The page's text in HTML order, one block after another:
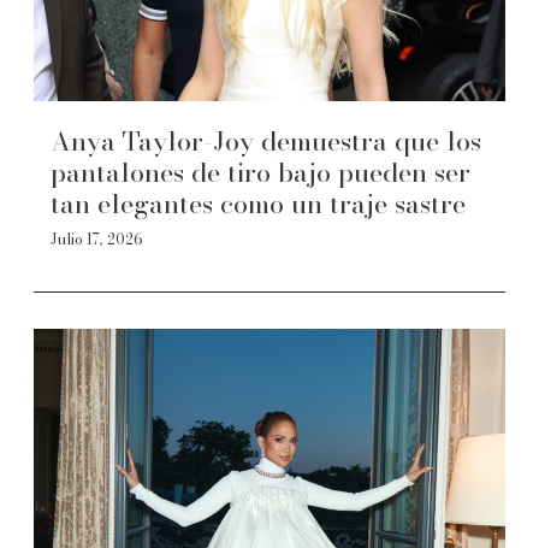
Anya Taylor-Joy demuestra que los
pantalones de tiro bajo pueden ser
tan elegantes como un traje sastre
Julio 17, 2026